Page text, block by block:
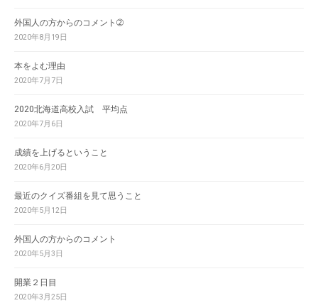
外国人の方からのコメント➁
2020年8月19日
本をよむ理由
2020年7月7日
2020北海道高校入試 平均点
2020年7月6日
成績を上げるということ
2020年6月20日
最近のクイズ番組を見て思うこと
2020年5月12日
外国人の方からのコメント
2020年5月3日
開業２日目
2020年3月25日